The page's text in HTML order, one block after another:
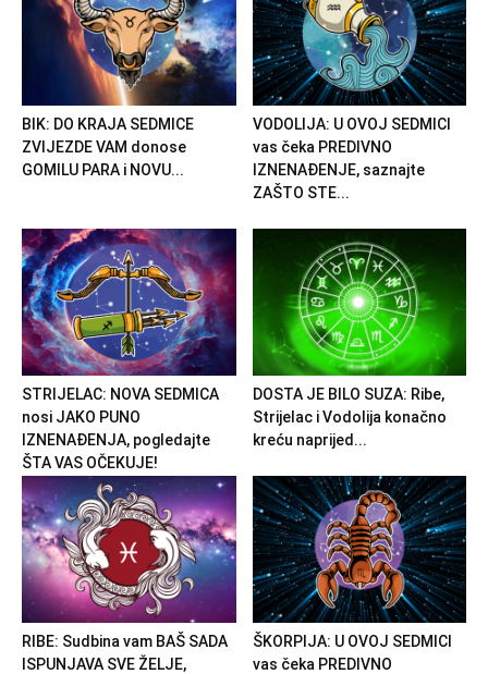
BIK: DO KRAJA SEDMICE
ZVIJEZDE VAM donose
GOMILU PARA i NOVU...
VODOLIJA: U OVOJ SEDMICI
vas čeka PREDIVNO
IZNENAĐENJE, saznajte
ZAŠTO STE...
STRIJELAC: NOVA SEDMICA
nosi JAKO PUNO
IZNENAĐENJA, pogledajte
ŠTA VAS OČEKUJE!
DOSTA JE BILO SUZA: Ribe,
Strijelac i Vodolija konačno
kreću naprijed...
RIBE: Sudbina vam BAŠ SADA
ISPUNJAVA SVE ŽELJE,
ŠKORPIJA: U OVOJ SEDMICI
vas čeka PREDIVNO